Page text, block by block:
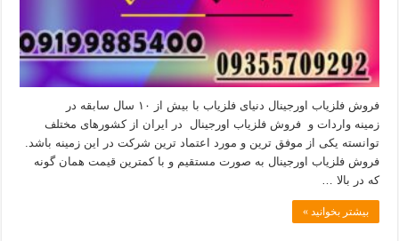
فروش فلزیاب اورجینال دنیای فلزیاب با بیش از ۱۰ سال سابقه در
زمینه واردات و فروش فلزیاب اورجینال در ایران از کشورهای مختلف
توانسته یکی از موفق ترین و مورد اعتماد ترین شرکت در این زمینه باشد.
فروش فلزیاب اورجینال به صورت مستقیم و با کمترین قیمت همان گونه
که در بالا …
بیشتر بخوانید »